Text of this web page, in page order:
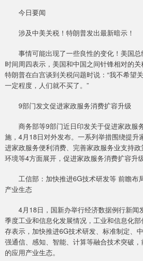
今日要闻
涉及中美关税！特朗普发出最新暗示！
事情可能出现了一些良性的变化！美国总
时间周四表示，美国和中国之间针锋相对的关
特朗普在白宫谈到关税问题时说：“我不希望
一定程度，人们就不买了。”
9部门发文促进家政服务消费扩容升级
商务部等9部门近日印发关于促进家政服
施，4月18日对外发布。一系列举措围绕提升
进家政服务便利消费、完善家政服务业支持
环境等4方面展开，促进家政服务消费扩容升级
工信部：加快推进6G技术研发等 前瞻布
产业生态
4月18日，国新办举行经济数据例行新闻
季度工业和信息化发展情况，工业和信息化
存表示，加快推进6G技术研发、标准制定、
强通信、感知、智能、计算等融合技术突破
的应用产业生态。